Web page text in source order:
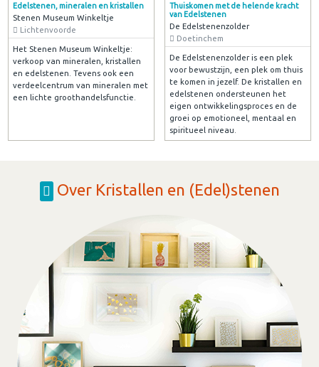
Edelstenen, mineralen en kristallen
Stenen Museum Winkeltje
Lichtenvoorde
Het Stenen Museum Winkeltje:
verkoop van mineralen, kristallen
en edelstenen. Tevens ook een
verdeelcentrum van mineralen met
een lichte groothandelsfunctie.
Thuiskomen met de helende kracht
van Edelstenen
De Edelstenenzolder
Doetinchem
De Edelstenenzolder is een plek
voor bewustzijn, een plek om thuis
te komen in jezelf. De kristallen en
edelstenen ondersteunen het
eigen ontwikkelingsproces en de
groei op emotioneel, mentaal en
spiritueel niveau.
Over Kristallen en (Edel)stenen